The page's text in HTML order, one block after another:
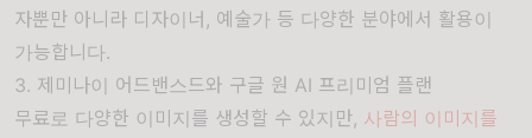
자뿐만 아니라 디자이너, 예술가 등 다양한 분야에서 활용이
가능합니다.
3. 제미나이 어드밴스드와 구글 원 AI 프리미엄 플랜
무료로 다양한 이미지를 생성할 수 있지만, 사람의 이미지를